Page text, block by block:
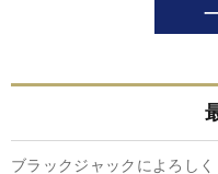
ブラックジャックによろしく